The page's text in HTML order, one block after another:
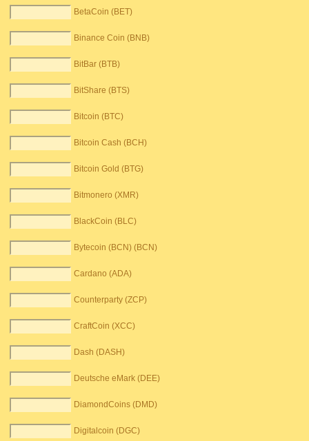
BetaCoin (BET)
Binance Coin (BNB)
BitBar (BTB)
BitShare (BTS)
Bitcoin (BTC)
Bitcoin Cash (BCH)
Bitcoin Gold (BTG)
Bitmonero (XMR)
BlackCoin (BLC)
Bytecoin (BCN) (BCN)
Cardano (ADA)
Counterparty (ZCP)
CraftCoin (XCC)
Dash (DASH)
Deutsche eMark (DEE)
DiamondCoins (DMD)
Digitalcoin (DGC)